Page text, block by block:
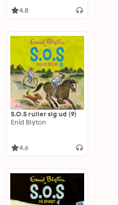
4.8
S.O.S ruller sig ud (9)
Enid Blyton
4.6